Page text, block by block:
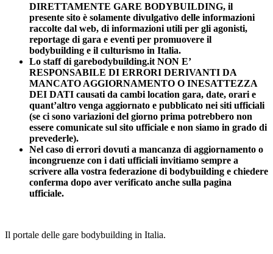
DIRETTAMENTE GARE BODYBUILDING, il
presente sito è solamente divulgativo delle informazioni
raccolte dal web, di informazioni utili per gli agonisti,
reportage di gara e eventi per promuovere il
bodybuilding e il culturismo in Italia.
Lo staff di garebodybuilding.it NON E’
RESPONSABILE DI ERRORI DERIVANTI DA
MANCATO AGGIORNAMENTO O INESATTEZZA
DEI DATI causati da cambi location gara, date, orari e
quant’altro venga aggiornato e pubblicato nei siti ufficiali
(se ci sono variazioni del giorno prima potrebbero non
essere comunicate sul sito ufficiale e non siamo in grado di
prevederle).
Nel caso di errori dovuti a mancanza di aggiornamento o
incongruenze con i dati ufficiali invitiamo sempre a
scrivere alla vostra federazione di bodybuilding e chiedere
conferma dopo aver verificato anche sulla pagina
ufficiale.
Il portale delle gare bodybuilding in Italia.